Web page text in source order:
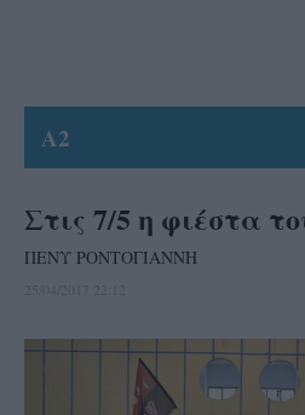
A2
Στις 7/5 η φιέστα
ΠΕΝΥ ΡΟΝΤΟΓΙΑΝΝΗ